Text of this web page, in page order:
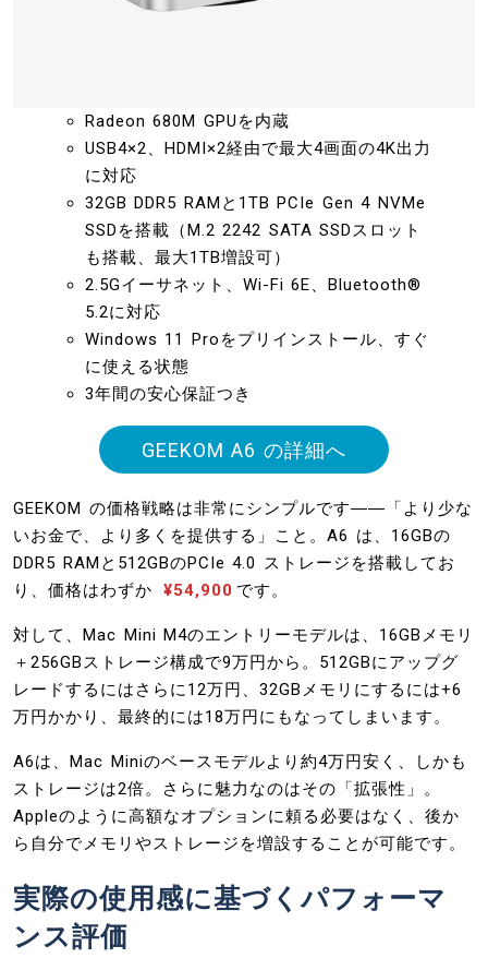
Radeon 680M GPUを内蔵
USB4×2、HDMI×2経由で最大4画面の4K出力
に対応
32GB DDR5 RAMと1TB PCIe Gen 4 NVMe
SSDを搭載（M.2 2242 SATA SSDスロット
も搭載、最大1TB増設可）
2.5Gイーサネット、Wi-Fi 6E、Bluetooth®
5.2に対応
Windows 11 Proをプリインストール、すぐ
に使える状態
3年間の安心保証つき
GEEKOM A6 の詳細へ
GEEKOM の価格戦略は非常にシンプルです――「より少な
いお金で、より多くを提供する」こと。A6 は、16GBの
DDR5 RAMと512GBのPCIe 4.0 ストレージを搭載してお
り、価格はわずか
¥54,900 です。
対して、Mac Mini M4のエントリーモデルは、16GBメモリ
＋256GBストレージ構成で9万円から。512GBにアップグ
レードするにはさらに12万円、32GBメモリにするには+6
万円かかり、最終的には18万円にもなってしまいます。
A6は、Mac Miniのベースモデルより約4万円安く、しかも
ストレージは2倍。さらに魅力なのはその「拡張性」。
Appleのように高額なオプションに頼る必要はなく、後か
ら自分でメモリやストレージを増設することが可能です。
実際の使用感に基づくパフォーマ
ンス評価